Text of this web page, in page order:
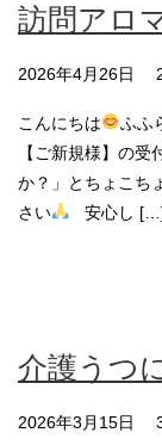
訪問アロ
2026年4月26日
こんにちは
ふふ
【ご新規様】の
か？」とちょこ
さい
安心し
介護うつ
2026年3月15日